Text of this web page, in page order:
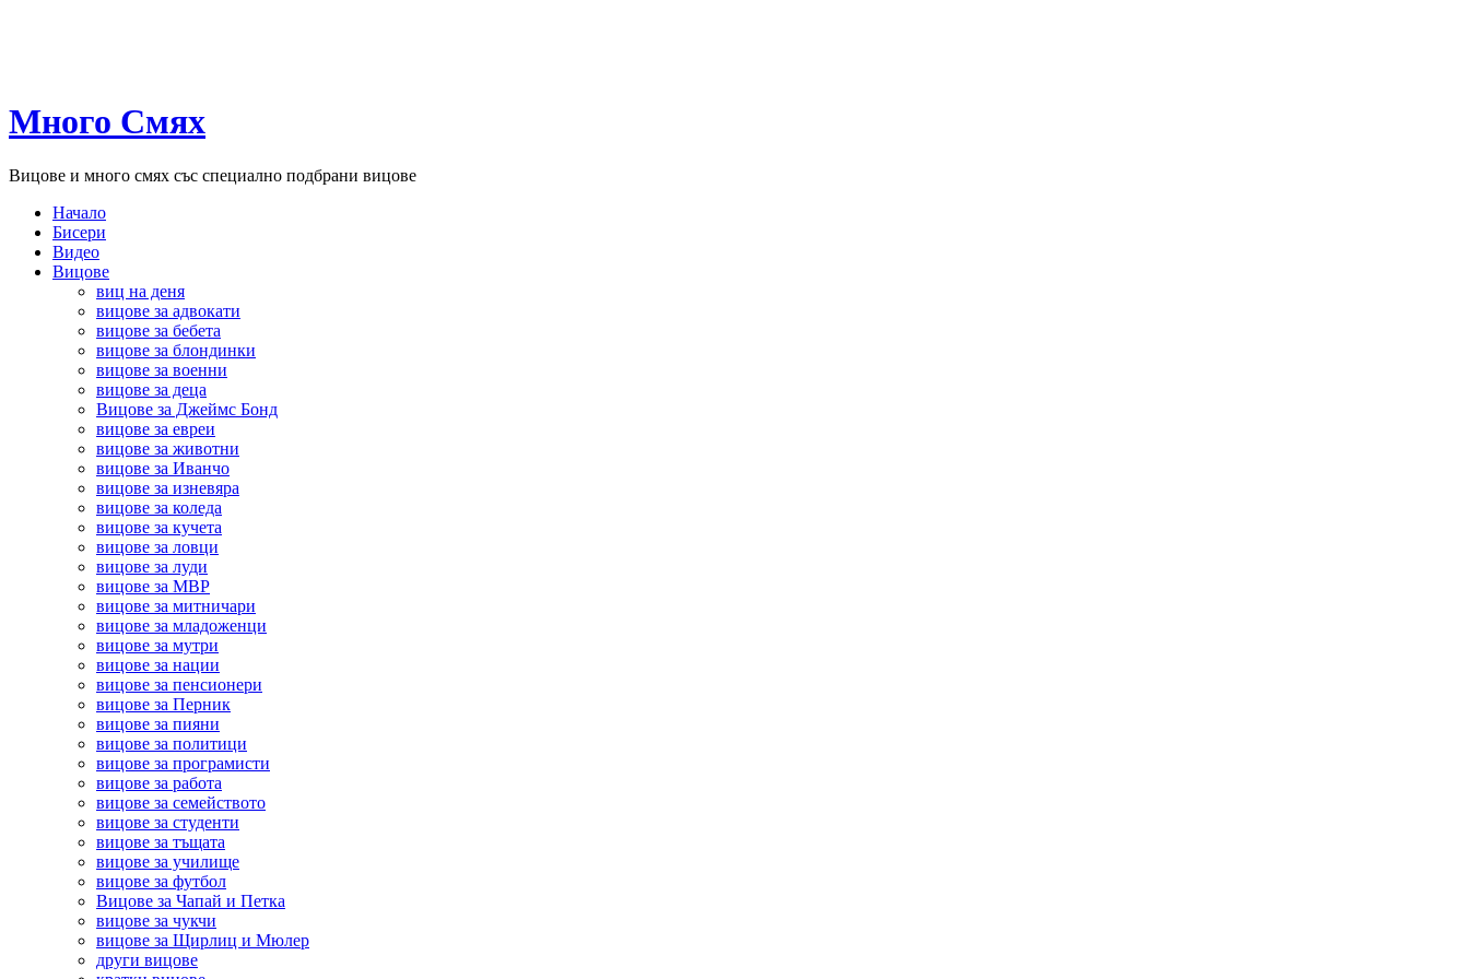
Много Смях
Вицове и много смях със специално подбрани вицове
Начало
Бисери
Видео
Вицове
виц на деня
вицове за адвокати
вицове за бебета
вицове за блондинки
вицове за военни
вицове за деца
Вицове за Джеймс Бонд
вицове за евреи
вицове за животни
вицове за Иванчо
вицове за изневяра
вицове за коледа
вицове за кучета
вицове за ловци
вицове за луди
вицове за МВР
вицове за митничари
вицове за младоженци
вицове за мутри
вицове за нации
вицове за пенсионери
вицове за Перник
вицове за пияни
вицове за политици
вицове за програмисти
вицове за работа
вицове за семейството
вицове за студенти
вицове за тъщата
вицове за училище
вицове за футбол
Вицове за Чапай и Петка
вицове за чукчи
вицове за Щирлиц и Мюлер
други вицове